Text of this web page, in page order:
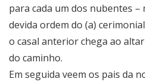
para cada um dos nubentes –
devida ordem do (a)
o casal anterior chega ao
do caminho.
Em seguida veem os pais da